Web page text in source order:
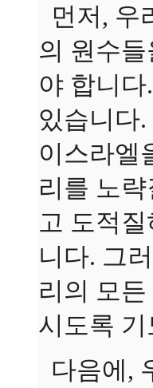
먼저, 우
의 원수
야 합니
있습니다
이스라엘
리를 노
고 도적
니다. 그
리의 모
시도록
다음에,